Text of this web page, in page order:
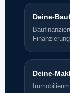
Deine-
Deine-